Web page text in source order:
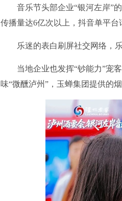
音乐节头部企业“银河左岸”的
传播量达6亿次以上，抖音单平台
乐迷的表白刷屏社交网络，乐
当地企业也发挥“钞能力”宠客
味“微醺泸州”，玉蝉集团提供的烟